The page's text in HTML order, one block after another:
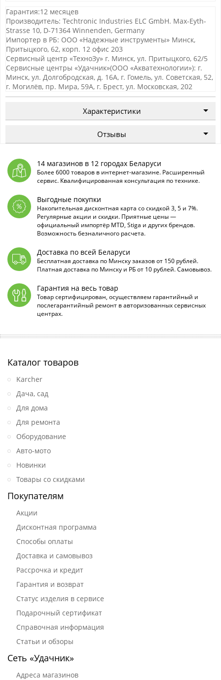
Гарантия:12 месяцев
Производитель: Techtronic Industries ELC GmbH. Max-Eyth-
Strasse 10, D-71364 Winnenden, Germany
Импортер в РБ: ООО «Надежные инструменты» Минск,
Притыцкого, 62, корп. 12 офис 203
Сервисный центр «ТехноЗу» г. Минск, ул. Притыцкого, 62/5
Сервисные центры «Удачник»(ООО «Акватехнологии»): г.
Минск, ул. Долгобродская, д. 16А, г. Гомель, ул. Советская, 52,
г. Могилёв, пр. Мира, 59А, г. Брест, ул. Московская, 202
Характеристики
Отзывы
14 магазинов в 12 городах Беларуси
Более 6000 товаров в интернет-магазине. Расширенный
сервис. Квалифицированная консультация по технике.
Выгодные покупки
Накопительная дисконтная карта со скидкой 3, 5 и 7%.
Регулярные акции и скидки. Приятные цены —
официальный импортёр MTD, Stiga и других брендов.
Возможность безналичного расчета.
Доставка по всей Беларуси
Бесплатная доставка по Минску заказов от 150 рублей.
Платная доставка по Минску и РБ от 10 рублей. Самовывоз.
Гарантия на весь товар
Товар сертифицирован, осуществляем гарантийный и
послегарантийный ремонт в авторизованных сервисных
центрах.
Каталог товаров
Karcher
Дача, сад
Для дома
Для ремонта
Оборудование
Авто-мото
Новинки
Товары со скидками
Покупателям
Акции
Дисконтная программа
Способы оплаты
Доставка и самовывоз
Рассрочка и кредит
Гарантия и возврат
Статус изделия в сервисе
Подарочный сертификат
Справочная информация
Статьи и обзоры
Сеть «Удачник»
Адреса магазинов